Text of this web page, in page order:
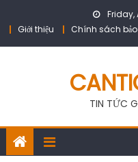
Friday,
Giới thiệu
Chính sách
TIN TỨC